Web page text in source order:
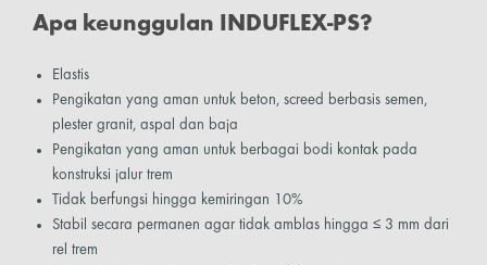
Apa keunggulan INDUFLEX-PS?
Elastis
Pengikatan yang aman untuk beton, screed berbasis semen,
plester granit, aspal dan baja
Pengikatan yang aman untuk berbagai bodi kontak pada
konstruksi jalur trem
Tidak berfungsi hingga kemiringan 10%
Stabil secara permanen agar tidak amblas hingga ≤ 3 mm dari
rel trem